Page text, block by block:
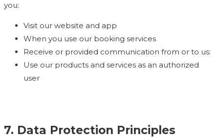
you:
Visit our website and app
When you use our booking services
Receive or provided communication from or to us:
Use our products and services as an authorized
user
7. Data Protection Principles